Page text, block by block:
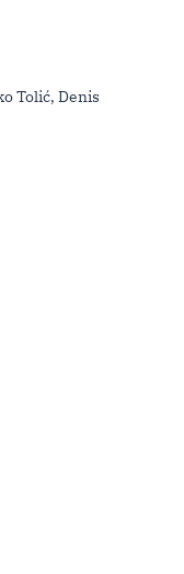
Tolić, Denis